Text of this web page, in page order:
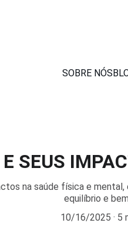
SOBRE NÓS
SEUS
na saúde física e
equilíbrio e
10/16/2025
5